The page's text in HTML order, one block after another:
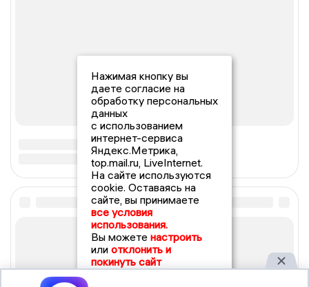
Нажимая кнопку вы
даете согласие на
обработку персональных
данных
с использованием
интернет-сервиса
Яндекс.Метрика,
top.mail.ru, LiveInternet.
На сайте используются
cookie. Оставаясь на
сайте, вы принимаете
все условия
использования.
Вы можете настроить
или отклонить и
покинуть сайт